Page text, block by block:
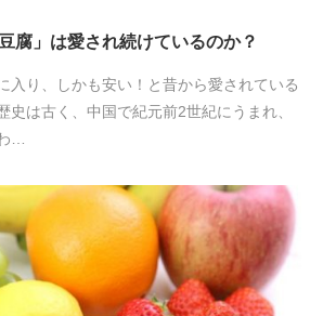
腐」は愛され続けているのか？
入り、しかも安い！と昔から愛されている
史は古く、中国で紀元前2世紀にうまれ、
…